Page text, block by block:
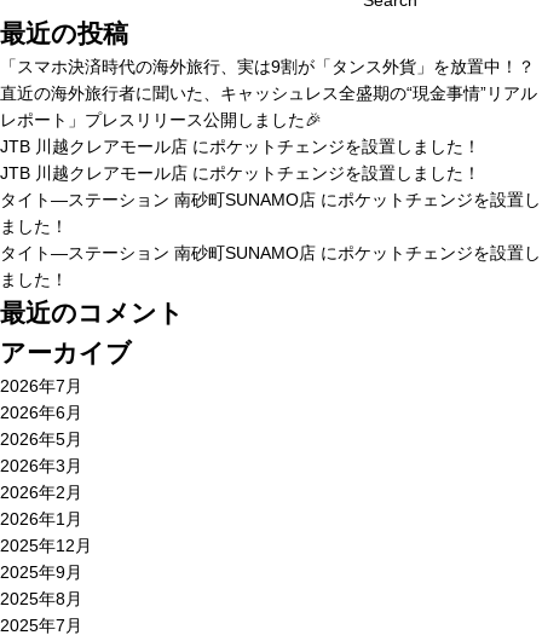
最近の投稿
「スマホ決済時代の海外旅行、実は9割が「タンス外貨」を放置中！？
直近の海外旅行者に聞いた、キャッシュレス全盛期の“現金事情”リアル
レポート」プレスリリース公開しました🎉
JTB 川越クレアモール店 にポケットチェンジを設置しました！
JTB 川越クレアモール店 にポケットチェンジを設置しました！
タイト―ステーション 南砂町SUNAMO店 にポケットチェンジを設置し
ました！
タイト―ステーション 南砂町SUNAMO店 にポケットチェンジを設置し
ました！
最近のコメント
アーカイブ
2026年7月
2026年6月
2026年5月
2026年3月
2026年2月
2026年1月
2025年12月
2025年9月
2025年8月
2025年7月